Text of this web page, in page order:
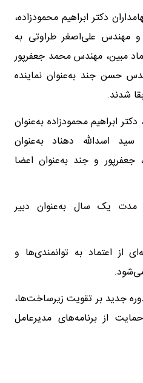
دکتر ابراهیم محمودزاده،
مهندس علی‌اصغر طراوتی به
مبین، مهندس محمد جعفرپور
حسن جند به‌عنوان نماینده
شدند.
ابراهیم محمودزاده به‌عنوان
اسدالله دهناد به‌عنوان
جعفرپور و جند به‌عنوان اعضا
یک سال به‌عنوان دبیر
از اعتماد به توانمندی‌ها و
جدید بر تقویت زیرساخت‌ها،
از برنامه‌های مدیرعامل